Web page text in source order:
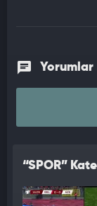
Yorumlar
“SPOR”